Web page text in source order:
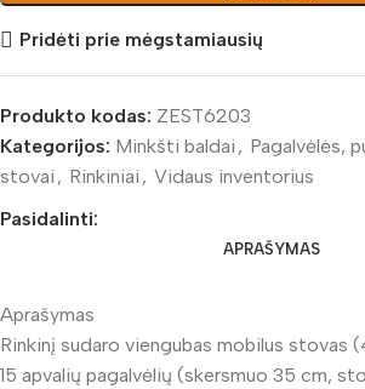
Pridėti prie mėgstamiausių
Produkto kodas: ZEST6203
Kategorijos: Minkšti baldai , Pagalvėlės,
stovai , Rinkiniai , Vidaus inventorius
Pasidalinti:
APRAŠYMAS
Aprašymas
Rinkinį sudaro viengubas mobilus
15 apvalių pagalvėlių (skersmuo 35 cm,